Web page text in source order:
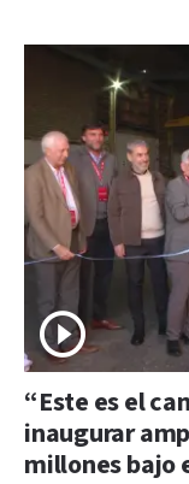
“Este es el
inaugurar
millones bajo